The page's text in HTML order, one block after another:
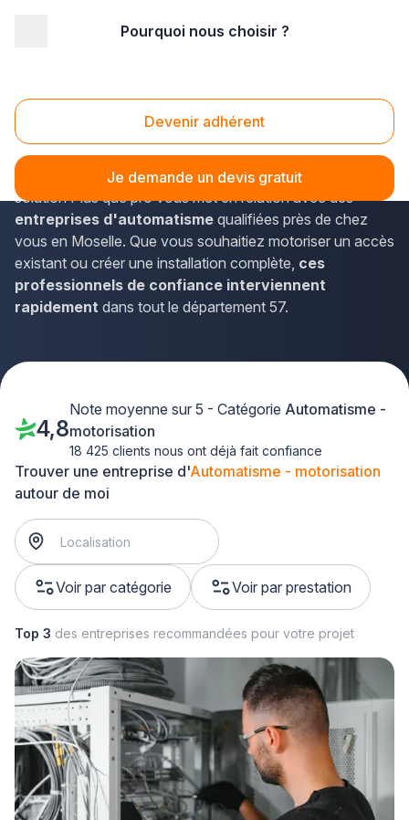
Pourquoi nous choisir ?
Devenir adhérent
Je demande un devis gratuit
Automatisme Marly (57155)
Vous envisagez d'installer un système d'automatisme
pour votre portail ou votre porte de garage à Marly ? La
solution Plus que pro vous met en relation avec des
entreprises d'automatisme qualifiées près de chez
vous en Moselle. Que vous souhaitiez motoriser un accès
existant ou créer une installation complète, ces
professionnels de confiance interviennent
rapidement dans tout le département 57.
Trouver une entreprise d'Automatisme - motorisation
autour de moi
Voir par catégorie Voir par prestation
4,8
Note moyenne sur 5 - Catégorie Automatisme -
motorisation
18 425 clients nous ont déjà fait confiance
Top 3 des entreprises recommandées pour votre projet